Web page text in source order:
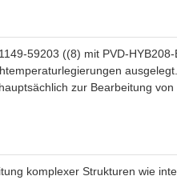
59203 ((8) mit PVD-
zur Bearbeitung
komplexer Strukturen wie